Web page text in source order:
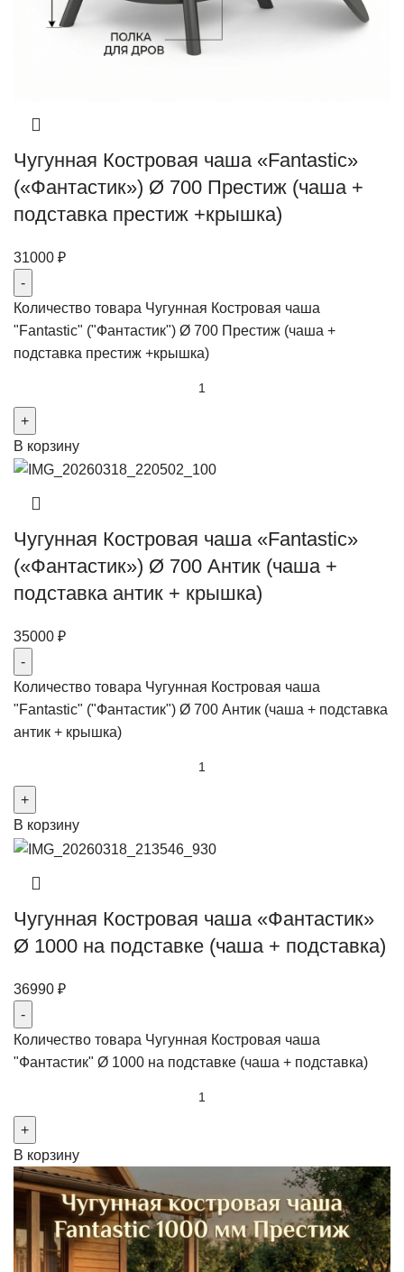
Чугунная Костровая чаша «Fantastic»
(«Фантастик») Ø 700 Престиж (чаша +
подставка престиж +крышка)
31000 ₽
Количество товара Чугунная Костровая чаша
"Fantastic" ("Фантастик") Ø 700 Престиж (чаша +
подставка престиж +крышка)
В корзину
Чугунная Костровая чаша «Fantastic»
(«Фантастик») Ø 700 Антик (чаша +
подставка антик + крышка)
35000 ₽
Количество товара Чугунная Костровая чаша
"Fantastic" ("Фантастик") Ø 700 Антик (чаша + подставка
антик + крышка)
В корзину
Чугунная Костровая чаша «Фантастик»
Ø 1000 на подставке (чаша + подставка)
36990 ₽
Количество товара Чугунная Костровая чаша
"Фантастик" Ø 1000 на подставке (чаша + подставка)
В корзину